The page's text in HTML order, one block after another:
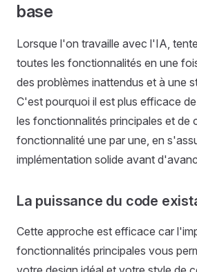
base
Lorsque l'on travaille avec l'IA,
toutes les fonctionnalités en une
des problèmes inattendus et à une
C'est pourquoi il est plus efficace
les fonctionnalités principales et de
fonctionnalité une par une, en
implémentation solide avant
La puissance du code
Cette approche est efficace car
fonctionnalités principales vous